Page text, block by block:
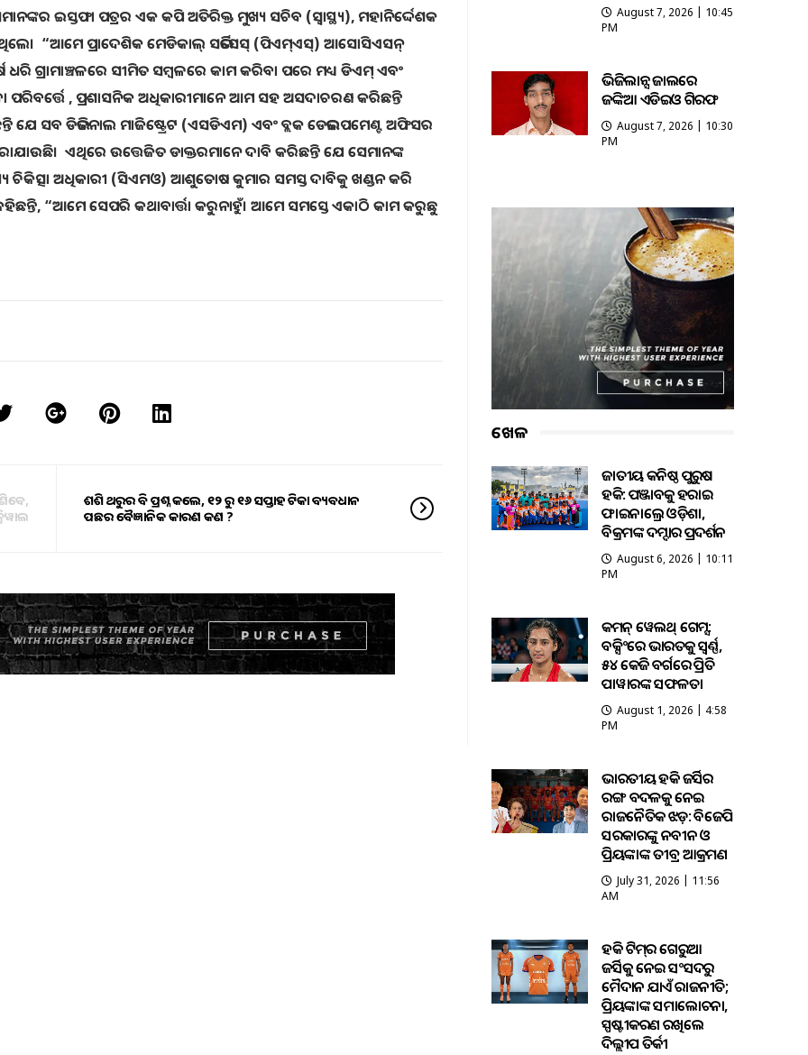
ଇସ୍ତଫା ପତ୍ରର ଏକ କପି ଅତିରିକ୍ତ ମୁଖ୍ୟ ସଚିବ (ସ୍ୱାସ୍ଥ୍ୟ), ମହାନିର୍ଦ୍ଦେଶକ
“ଆମେ ପ୍ରାଦେଶିକ ମେଡିକାଲ୍ ସର୍ଭିସେସ୍ (ପିଏମ୍ଏସ୍) ଆସୋସିଏସନ୍
ଗ୍ରାମାଞ୍ଚଳରେ ସୀମିତ ସମ୍ବଳରେ କାମ କରିବା ପରେ ମଧ୍ୟ ଡିଏମ୍ ଏବଂ
, ପ୍ରଶାସନିକ ଅଧିକାରୀମାନେ ଆମ ସହ ଅସଦାଚରଣ କରିଛନ୍ତି
ସବ ଡିଭିଜନାଲ ମାଜିଷ୍ଟ୍ରେଟ (ଏସଡିଏମ) ଏବଂ ବ୍ଲକ ଡେଭଲପମେଣ୍ଟ ଅଫିସର
ଏଥିରେ ଉତ୍ତେଜିତ ଡାକ୍ତରମାନେ ଦାବି କରିଛନ୍ତି ଯେ ସେମାନଙ୍କ
ଅଧିକାରୀ (ସିଏମଓ) ଆଶୁତୋଷ କୁମାର ସମସ୍ତ ଦାବିକୁ ଖଣ୍ଡନ କରି
“ଆମେ ସେପରି କଥାବାର୍ତ୍ତା କରୁନାହୁଁ। ଆମେ ସମସ୍ତେ ଏକାଠି କାମ କରୁଛୁ
ଶଶି ଥରୁର ବି ପ୍ରଶ୍ନ କଲେ, ୧୨ ରୁ ୧୬ ସପ୍ତାହ ଟିକା ବ୍ୟବଧାନ
ପଛର ବୈଜ୍ଞାନିକ କାରଣ କଣ ?
August 7, 2026 | 10:45
PM
ଭିଜିଲାନ୍ସ ଜାଲରେ
ଜଙ୍କିଆ ଏଡିଇଓ ଗିରଫ
August 7, 2026 | 10:30
PM
ଖେଳ
ଜାତୀୟ କନିଷ୍ଠ ପୁରୁଷ
ହକି: ପଞ୍ଜାବକୁ ହରାଇ
ଫାଇନାଲ୍ରେ ଓଡ଼ିଶା,
ବିକ୍ରମଙ୍କ ଦମ୍ଦାର ପ୍ରଦର୍ଶନ
August 6, 2026 | 10:11
PM
କମନ୍ ୱେଲଥ୍ ଗେମ୍ସ:
ବକ୍ସିଂରେ ଭାରତକୁ ସ୍ବର୍ଣ୍ଣ,
୫୪ କେଜି ବର୍ଗରେ ପ୍ରିତି
ପାୱାରଙ୍କ ସଫଳତା
August 1, 2026 | 4:58
PM
ଭାରତୀୟ ହକି ଜର୍ସିର
ରଙ୍ଗ ବଦଳକୁ ନେଇ
ରାଜନୈତିକ ଝଡ଼: ବିଜେପି
ସରକାରଙ୍କୁ ନବୀନ ଓ
ପ୍ରିୟଙ୍କାଙ୍କ ତୀବ୍ର ଆକ୍ରମଣ
July 31, 2026 | 11:56
AM
ହକି ଟିମ୍‌ର ଗେରୁଆ
ଜର୍ସିକୁ ନେଇ ସଂସଦରୁ
ମୈଦାନ ଯାଏଁ ରାଜନୀତି;
ପ୍ରିୟଙ୍କାଙ୍କ ସମାଲୋଚନା,
ସ୍ପଷ୍ଟୀକରଣ ରଖିଲେ
ଦିଲ୍ଲୀପ ତିର୍କୀ